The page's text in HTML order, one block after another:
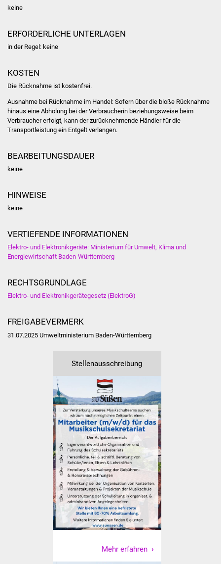
Hitzewarnung / UV-
Index
ÖPNV
Stadtfest
Einrichtungen
Stadtbücherei
Stadtarchiv
Bürgerhaus
Kulturhalle
Vereine und Parteien
Selbsteintrag Vereine
Beirat Süßener Vereine
Sportanlagen
Tourismus
keine
ERFORDERLICHE UNTERLAGEN
in der Regel: keine
KOSTEN
Die Rücknahme ist kostenfrei.
Ausnahme bei Rücknahme im Handel: Sofern über die bloße Rücknahme
hinaus eine Abholung bei der Verbraucherin beziehungsweise beim
Verbraucher erfolgt, kann der zurücknehmende Händler für die
Transportleistung ein Entgelt verlangen.
BEARBEITUNGSDAUER
keine
HINWEISE
keine
VERTIEFENDE INFORMATIONEN
Elektro- und Elektronikgeräte: Ministerium für Umwelt, Klima und
Energiewirtschaft Baden-Württemberg
RECHTSGRUNDLAGE
Elektro- und Elektronikgerätegesetz (ElektroG)
FREIGABEVERMERK
31.07.2025 Umweltministerium Baden-Württemberg
Stellenausschreibung
Mehr erfahren